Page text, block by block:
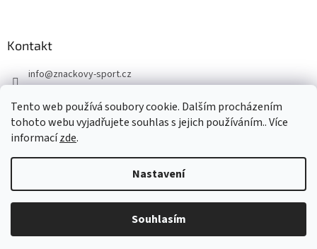
Tento web používá soubory cookie. Dalším procházením
tohoto webu vyjadřujete souhlas s jejich používáním.. Více
informacízde.
Nastavení
Souhlasím
DOVOLENÁ - objednávky přijaté nyní odešleme v pondělí 10.8.
Kontakt
info@znackovy-sport.cz
Vytvořil Shoptet
Značkový sport. Všechna práva vyhrazena.